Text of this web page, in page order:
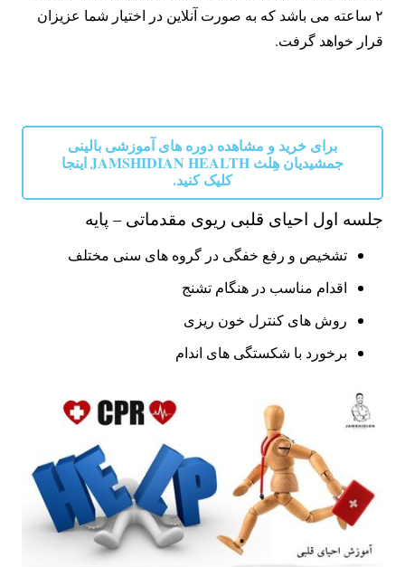
۲ ساعته می باشد که به صورت آنلاین در اختیار شما عزیزان
قرار خواهد گرفت.
برای خرید و مشاهده دوره های آموزشی بالینی
جمشیدیان هِلث JAMSHIDIAN HEALTH اینجا
کلیک کنید.
جلسه اول احیای قلبی ریوی مقدماتی – پایه
تشخیص و رفع خفگی در گروه های سنی مختلف
اقدام مناسب در هنگام تشنج
روش های کنترل خون ریزی
برخورد با شکستگی های اندام